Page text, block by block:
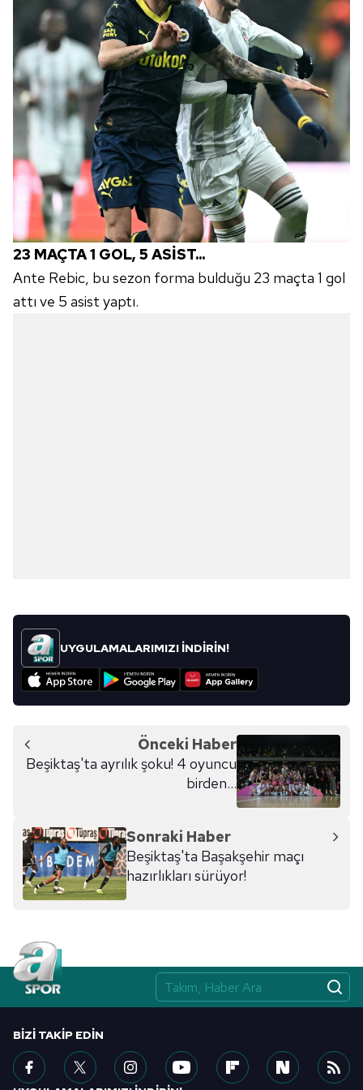
23 MAÇTA 1 GOL, 5 ASİST...
Ante Rebic, bu sezon forma bulduğu 23 maçta 1 gol
attı ve 5 asist yaptı.
UYGULAMALARIMIZI İNDİRİN!
Önceki Haber
Beşiktaş'ta ayrılık şoku! 4 oyuncu
birden...
Sonraki Haber
Beşiktaş'ta Başakşehir maçı
hazırlıkları sürüyor!
BIZI TAKIP EDIN